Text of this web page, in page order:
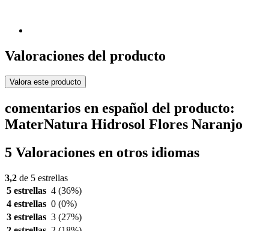
Valoraciones del producto
Valora este producto
comentarios en español del producto:
MaterNatura Hidrosol Flores Naranjo
5 Valoraciones en otros idiomas
3,2 de 5 estrellas
5 estrellas 4 (36%)
4 estrellas 0 (0%)
3 estrellas 3 (27%)